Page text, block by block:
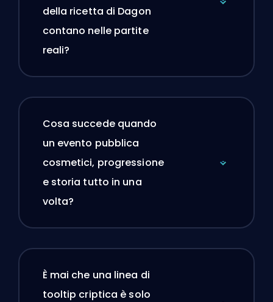
della ricetta di Dagon
contano nelle partite
reali?
Cosa succede quando
un evento pubblica
cosmetici, progressione
e storia tutto in una
volta?
È mai che una linea di
tooltip criptica è solo